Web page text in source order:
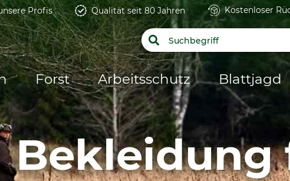
Profis Qualität seit 80 Jahren Kostenloser
Forst Arbeitsschutz Blattjagd
Bekleidung